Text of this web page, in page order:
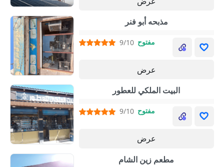
مذبحه أبو فنر
9/10 مفتوح
عرض
البيت الملكي للعطور
9/10 مفتوح
عرض
مطعم زين الشام